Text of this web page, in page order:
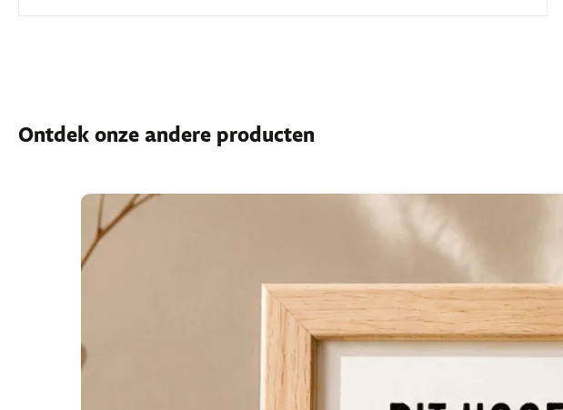
Ontdek onze andere producten